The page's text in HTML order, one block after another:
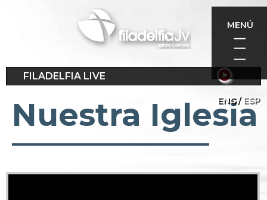
FILADELFIA LIVE
ENG ESP
MENÚ
Nuestra Iglesia